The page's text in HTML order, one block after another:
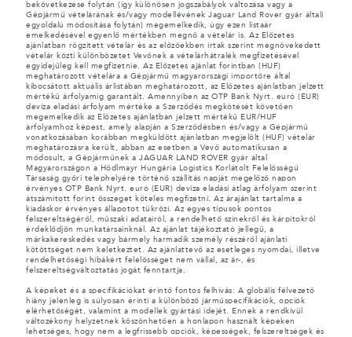
bekövetkezése folytán (így különösen jogszabályok változása vagy a
Gépjármű vételárának és/vagy modellévének Jaguar Land Rover gyár általi
egyoldalú módosítása folytán) megemelkedik, úgy ezen listaár
emelkedésével egyenlő mértékben megnő a vételár is. Az Előzetes
ajánlatban rögzített vételár és az előzőekben írtak szerint megnövekedett
vételár közti különbözetet Vevőnek a vételárhátralék megfizetésével
egyidejűleg kell megfizetnie. Az Előzetes ajánlat forintban (HUF)
meghatározott vételára a Gépjármű magyarországi importőre által
kibocsátott aktuális árlistában meghatározott, az Előzetes ajánlatban jelzett
mértékű árfolyamig garantált. Amennyiben az OTP Bank Nyrt. euró (EUR)
deviza eladási árfolyam mértéke a Szerződés megkötését követően
megemelkedik az Előzetes ajánlatban jelzett mértékű EUR/HUF
árfolyamhoz képest, amely alapján a Szerződésben és/vagy a Gépjármű
vonatkozásában korábban megküldött ajánlatban megjelölt (HUF) vételár
meghatározásra került, abban az esetben a Vevő automatikusan a
módosult, a Gépjárműnek a JAGUAR LAND ROVER gyár által
Magyarországon a Hödlmayr Hungária Logistics Korlátolt Felelősségű
Társaság győri telephelyére történő szállítás napját megelőző napon
érvényes OTP Bank Nyrt. euró (EUR) deviza eladási átlag árfolyam szerint
átszámított forint összeget köteles megfizetni. Az árajánlat tartalma a
kiadáskor érvényes állapotot tükrözi. Az egyes típusok pontos
felszereltségéről, műszaki adatairól, a rendelhető színekről és kárpitokról
érdeklődjön munkatársainknál. Az ajánlat tájékoztató jellegű, a
márkakereskedés vagy bármely harmadik személy részéről ajánlati
kötöttséget nem keletkeztet. Az ajánlattevő az esetleges nyomdai, illetve
rendelhetőségi hibákért felelősséget nem vállal, az ár-, és
felszereltségváltoztatás jogát fenntartja.
A képeket és a specifikációkat érintő fontos felhívás: A globális félvezető
hiány jelenleg is súlyosan érinti a különböző járműspecifikációk, opciók
elérhetőségét, valamint a modellek gyártási idejét. Ennek a rendkívül
változékony helyzetnek köszönhetően a honlapon használt képeken
lehetséges, hogy nem a legfrissebb opciók, képességek, felszereltségek és